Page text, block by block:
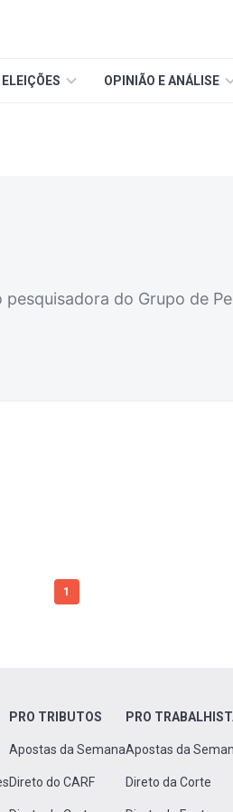
ELEIÇÕES OPINIÃO E ANÁLISE
do Grupo de
1
PRO TRIBUTOS
Apostas da Semana
Direto do CARF
PRO
Apostas da
Direto da Corte